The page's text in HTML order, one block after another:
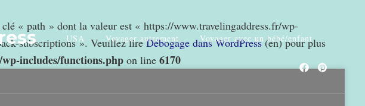
« path » dont la valeur est « https://www.travelingaddress.fr/wp-
subscriptions ». Veuillez lireDébogage dans WordPress(en) pour plus
includes/functions.php on line 6170
USA Voyager autrement Voyager avec un bébé/enfant